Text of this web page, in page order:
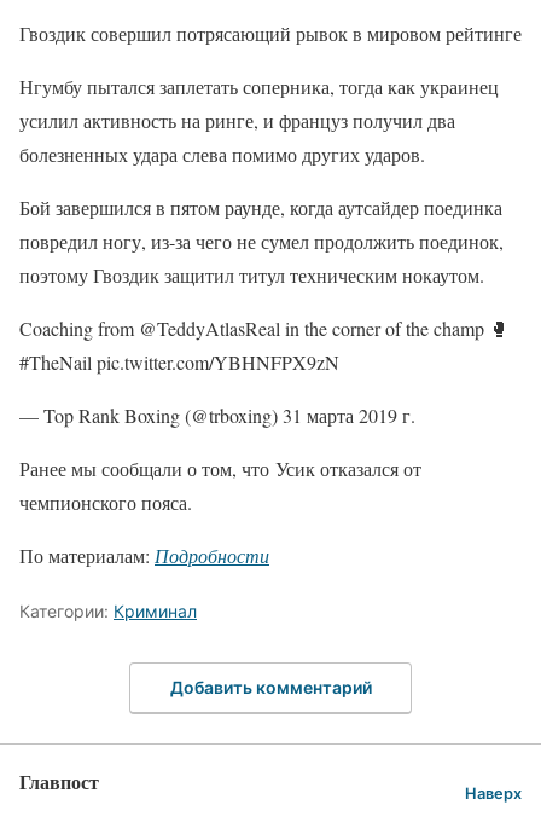
Гвоздик совершил потрясающий рывок в мировом рейтинге
Нгумбу пытался заплетать соперника, тогда как украинец
усилил активность на ринге, и француз получил два
болезненных удара слева помимо других ударов.
Бой завершился в пятом раунде, когда аутсайдер поединка
повредил ногу, из-за чего не сумел продолжить поединок,
поэтому Гвоздик защитил титул техническим нокаутом.
Coaching from @TeddyAtlasReal in the corner of the champ 🥊
#TheNail pic.twitter.com/YBHNFPX9zN
— Top Rank Boxing (@trboxing) 31 марта 2019 г.
Ранее мы сообщали о том, что Усик отказался от
чемпионского пояса.
По материалам: Подробности
Категории: Криминал
Добавить комментарий
Главпост Наверх